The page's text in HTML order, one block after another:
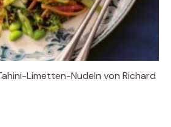
Limetten-Nudeln von Richard